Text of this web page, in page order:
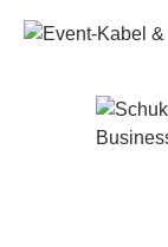
Bildergalerie